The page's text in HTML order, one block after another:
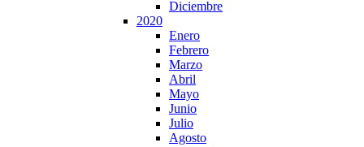
Diciembre
2020
Enero
Febrero
Marzo
Abril
Mayo
Junio
Julio
Agosto